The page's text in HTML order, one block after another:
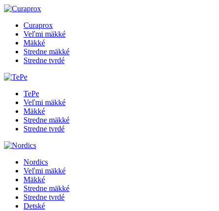
Curaprox
Veľmi mäkké
Mäkké
Stredne mäkké
Stredne tvrdé
TePe
Veľmi mäkké
Mäkké
Stredne mäkké
Stredne tvrdé
Nordics
Veľmi mäkké
Mäkké
Stredne mäkké
Stredne tvrdé
Detské